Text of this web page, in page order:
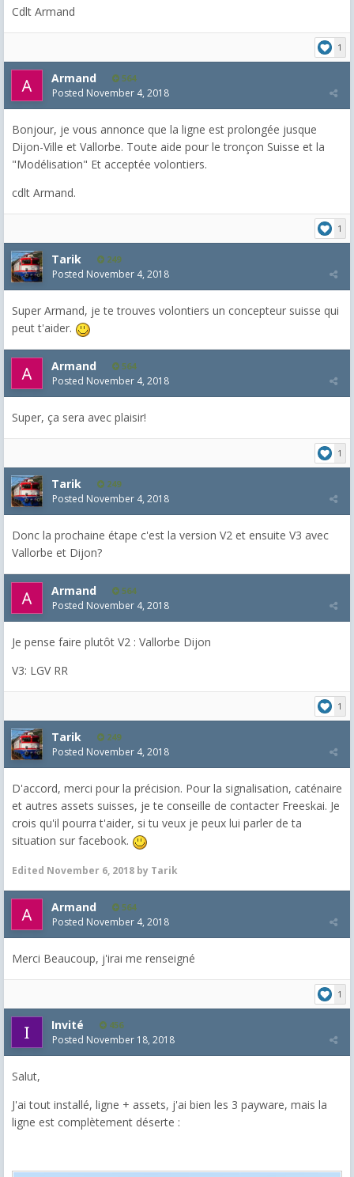
Cdlt Armand
1
Armand 564
Posted November 4, 2018
Bonjour, je vous annonce que la ligne est prolongée jusque
Dijon-Ville et Vallorbe. Toute aide pour le tronçon Suisse et la
"Modélisation" Et acceptée volontiers.
cdlt Armand.
1
Tarik 249
Posted November 4, 2018
Super Armand, je te trouves volontiers un concepteur suisse qui
peut t'aider.
Armand 564
Posted November 4, 2018
Super, ça sera avec plaisir!
1
Tarik 249
Posted November 4, 2018
Donc la prochaine étape c'est la version V2 et ensuite V3 avec
Vallorbe et Dijon?
Armand 564
Posted November 4, 2018
Je pense faire plutôt V2 : Vallorbe Dijon
V3: LGV RR
1
Tarik 249
Posted November 4, 2018
D'accord, merci pour la précision. Pour la signalisation, caténaire
et autres assets suisses, je te conseille de contacter Freeskai. Je
crois qu'il pourra t'aider, si tu veux je peux lui parler de ta
situation sur facebook.
Edited November 6, 2018 by Tarik
Armand 564
Posted November 4, 2018
Merci Beaucoup, j'irai me renseigné
1
Invité 456
Posted November 18, 2018
Salut,
J'ai tout installé, ligne + assets, j'ai bien les 3 payware, mais la
ligne est complètement déserte :